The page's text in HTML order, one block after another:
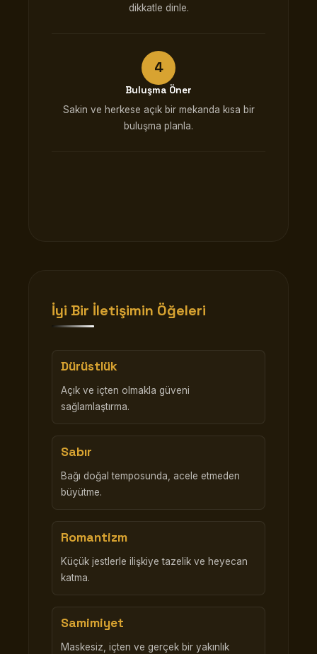
dikkatle dinle.
Buluşma Öner
Sakin ve herkese açık bir mekanda kısa bir
buluşma planla.
İyi Bir İletişimin Öğeleri
Dürüstlük
Açık ve içten olmakla güveni
sağlamlaştırma.
Sabır
Bağı doğal temposunda, acele etmeden
büyütme.
Romantizm
Küçük jestlerle ilişkiye tazelik ve heyecan
katma.
Samimiyet
Maskesiz, içten ve gerçek bir yakınlık